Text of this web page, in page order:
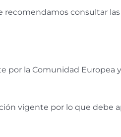
consultar
la Comunidad Europea
vigente por lo que debe